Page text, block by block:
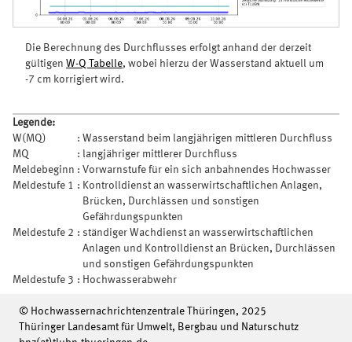
Die Berechnung des Durchflusses erfolgt anhand der derzeit
gültigen W-Q Tabelle, wobei hierzu der Wasserstand aktuell um
-7 cm korrigiert wird.
Legende:
W(MQ)
: Wasserstand beim langjährigen mittleren Durchfluss
MQ
: langjähriger mittlerer Durchfluss
Meldebeginn : Vorwarnstufe für ein sich anbahnendes Hochwasser
Meldestufe 1 : Kontrolldienst an wasserwirtschaftlichen Anlagen,
Brücken, Durchlässen und sonstigen
Gefährdungspunkten
Meldestufe 2 : ständiger Wachdienst an wasserwirtschaftlichen
Anlagen und Kontrolldienst an Brücken, Durchlässen
und sonstigen Gefährdungspunkten
Meldestufe 3 : Hochwasserabwehr
© Hochwassernachrichtenzentrale Thüringen, 2025
Thüringer Landesamt für Umwelt, Bergbau und Naturschutz